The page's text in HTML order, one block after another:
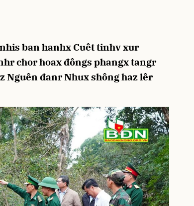
ban hanhx Cuêt tinhv xur
chor hoax đôngs phangx tangr
Nguên đanr Nhux shông haz lêr